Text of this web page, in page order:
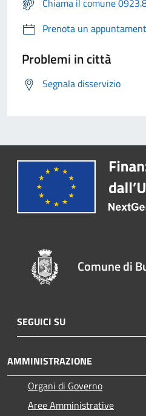
Chiama il comune
Prenota un
Problemi in città
Segnala disservizio
Comune di
SEGUICI SU
AMMINISTRAZIONE
Organi di Governo
Aree Amministrative